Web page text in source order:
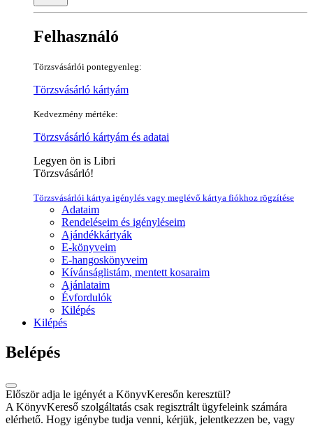
Felhasználó
Törzsvásárlói pontegyenleg:
Törzsvásárló kártyám
Kedvezmény mértéke:
Törzsvásárló kártyám és adatai
Legyen ön is Libri
Törzsvásárló!
Törzsvásárlói kártya igénylés vagy meglévő kártya fiókhoz rögzítése
Adataim
Rendeléseim és igényléseim
Ajándékkártyák
E-könyveim
E-hangoskönyveim
Kívánságlistám, mentett kosaraim
Ajánlataim
Évfordulók
Kilépés
Kilépés
Belépés
Először adja le igényét a KönyvKeresőn keresztül?
A KönyvKereső szolgáltatás csak regisztrált ügyfeleink számára
elérhető. Hogy igénybe tudja venni, kérjük, jelentkezzen be, vagy